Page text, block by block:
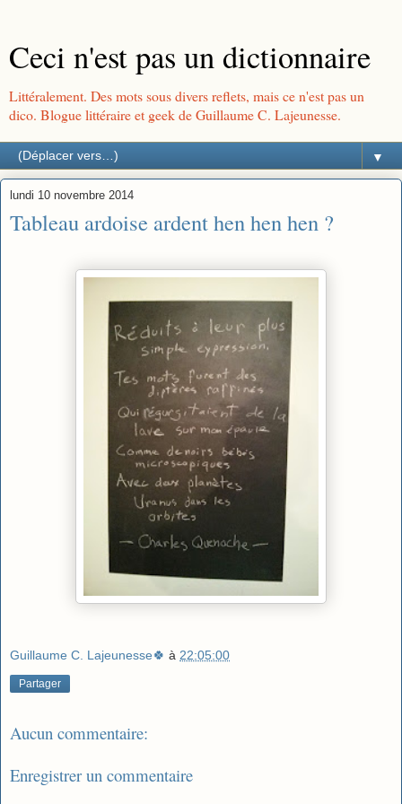
Ceci n'est pas un dictionnaire
Littéralement. Des mots sous divers reflets, mais ce n'est pas un
dico. Blogue littéraire et geek de Guillaume C. Lajeunesse.
▼
lundi 10 novembre 2014
Tableau ardoise ardent hen hen hen ?
Guillaume C. Lajeunesse🍀 à 22:05:00
Partager
Aucun commentaire:
Enregistrer un commentaire